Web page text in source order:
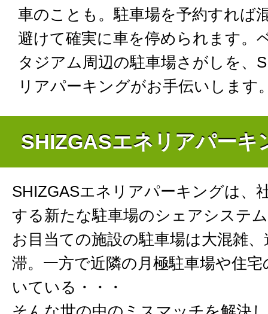
車のことも。駐車場を予約すれば
避けて確実に車を停められます。
タジアム周辺の駐車場さがしを、
リアパーキングがお手伝いします
SHIZGASエネリアパーキ
SHIZGASエネリアパーキングは、
する新たな駐車場のシェアシステ
お目当ての施設の駐車場は大混雑
滞。一方で近隣の月極駐車場や住
いている・・・